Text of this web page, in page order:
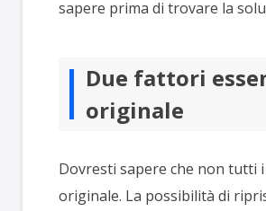
sapere prima di trovare la
Due fattori
originale
Dovresti sapere che non tutti
originale. La possibilità di